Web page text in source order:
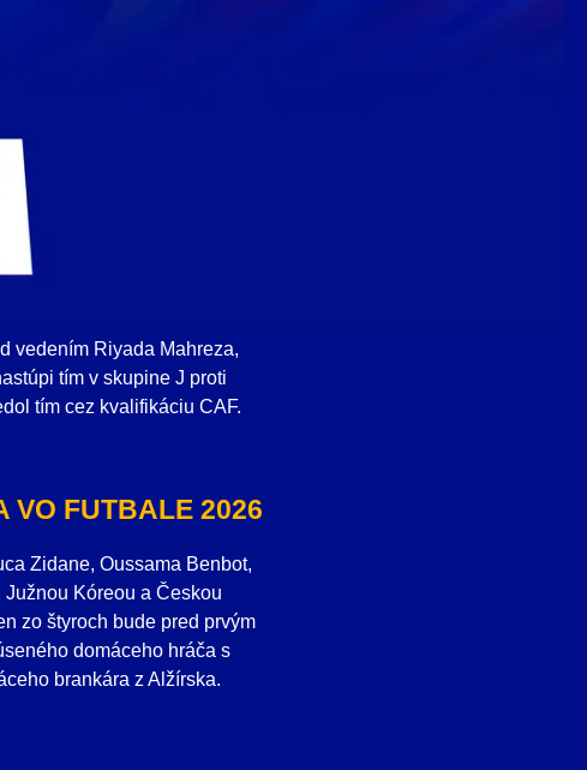
vedením Riyada Mahreza,
tím v skupine J proti
tím cez kvalifikáciu CAF.
VO FUTBALE 2026
Zidane, Oussama Benbot,
Kóreou a Českou
zo štyroch bude pred prvým
domáceho hráča s
brankára z Alžírska.